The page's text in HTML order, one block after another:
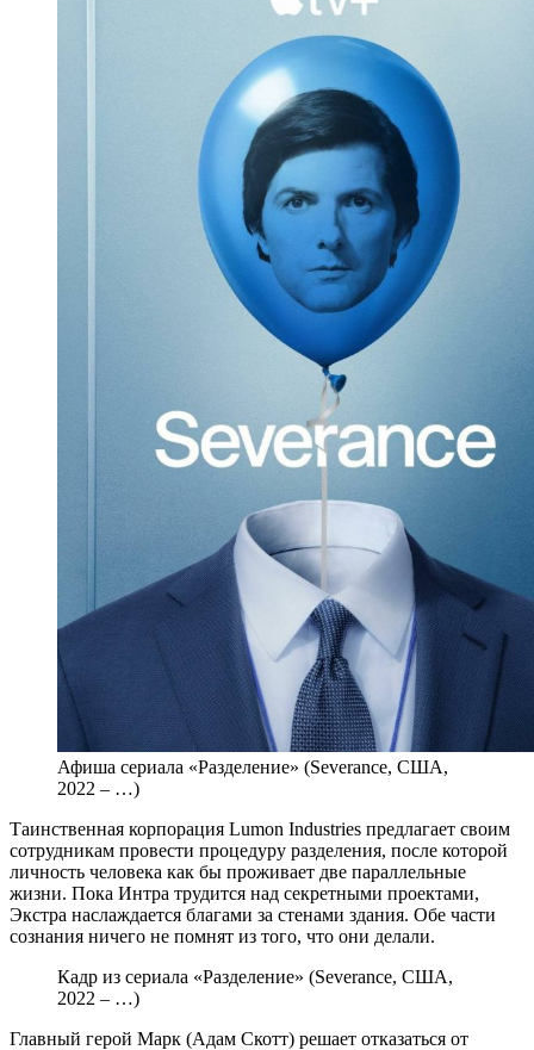
Афиша сериала «Разделение» (Severance, США,
2022 – …)
Таинственная корпорация Lumon Industries предлагает своим
сотрудникам провести процедуру разделения, после которой
личность человека как бы проживает две параллельные
жизни. Пока Интра трудится над секретными проектами,
Экстра наслаждается благами за стенами здания. Обе части
сознания ничего не помнят из того, что они делали.
Кадр из сериала «Разделение» (Severance, США,
2022 – …)
Главный герой Марк (Адам Скотт) решает отказаться от